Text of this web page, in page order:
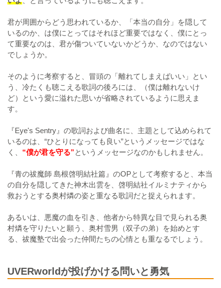
君が周囲からどう思われているか、「本当の自分」を隠して
いるのか、は僕にとってはそれほど重要ではなく、僕にとっ
て重要なのは、君が傷ついていないかどうか、なのではない
でしょうか。
そのように考察すると、冒頭の「離れてしまえばいい」とい
う、冷たくも聴こえる歌詞の後ろには、（僕は離れないけ
ど）という愛に溢れた思いが省略されているように思えま
す。
『Eye's Sentry』の歌詞および曲名に、主題として込められて
いるのは、“ひとりになっても良い”というメッセージではな
く、 “僕が君を守る”というメッセージなのかもしれません。
『青の祓魔師 島根啓明結社篇』のOPとして考察すると、本当
の自分を隠してきた神木出雲を、啓明結社イルミナティから
救おうとする奥村燐の姿と重なる歌詞だと捉えられます。
あるいは、悪魔の血を引き、他者から特異な目で見られる奥
村燐を守りたいと願う、奥村雪男（双子の弟）を始めとす
る、祓魔塾で出会った仲間たちの心情とも重なるでしょう。
UVERworldが投げかける問いと勇気